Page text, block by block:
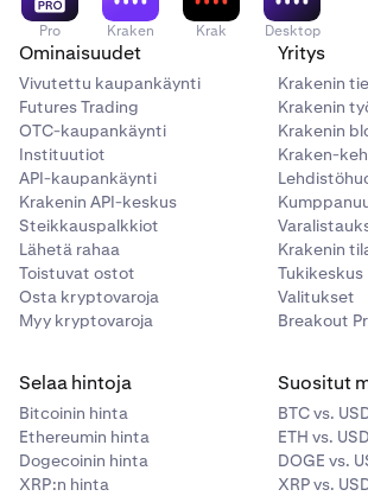
Pro Kraken Krak Desktop
Ominaisuudet
Vivutettu kaupankäynti
Futures Trading
OTC-kaupankäynti
Instituutiot
API-kaupankäynti
Krakenin API-keskus
Steikkauspalkkiot
Lähetä rahaa
Toistuvat ostot
Osta kryptovaroja
Myy kryptovaroja
Yritys
Krakenin
Krakenin
Krakenin
Kraken-
Krakenin
Tukikeskus
Valitukset
Breakout
Selaa hintoja
Bitcoinin hinta
Ethereumin hinta
Dogecoinin hinta
XRP:n hinta
Suositut
BTC vs.
ETH vs. USD
DOGE vs.
XRP vs.